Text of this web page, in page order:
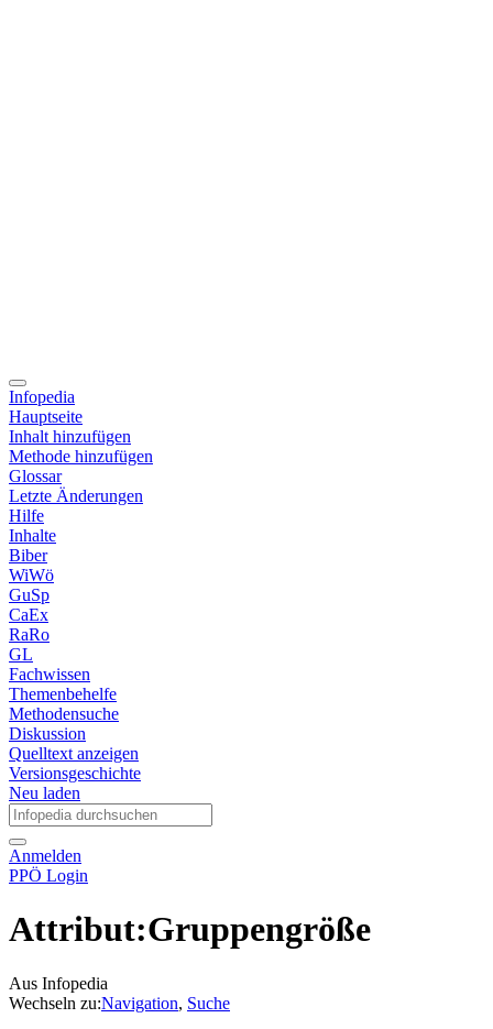
Infopedia
Hauptseite
Inhalt hinzufügen
Methode hinzufügen
Glossar
Letzte Änderungen
Hilfe
Inhalte
Biber
WiWö
GuSp
CaEx
RaRo
GL
Fachwissen
Themenbehelfe
Methodensuche
Diskussion
Quelltext anzeigen
Versionsgeschichte
Neu laden
Anmelden
PPÖ Login
Attribut:Gruppengröße
Aus Infopedia
Wechseln zu:Navigation, Suche